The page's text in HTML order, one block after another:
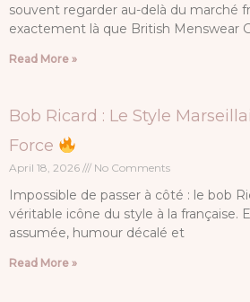
souvent regarder au-delà du marché
exactement là que British Menswear
Read More »
Bob Ricard : Le Style
Force
April 18, 2026 No Comments
Impossible de passer à côté : le bob
véritable icône du style à la française.
assumée, humour décalé et
Read More »